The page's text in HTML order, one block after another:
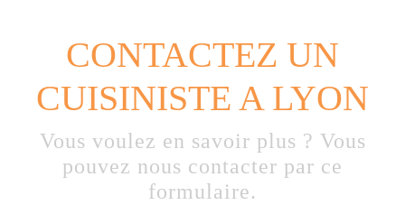
CONTACTEZ UN
CUISINISTE A LYON
Vous voulez en savoir plus ? Vous
pouvez nous contacter par ce
formulaire.